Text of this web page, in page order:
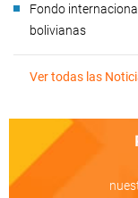
Fondo
bolivianas
Ver todas las